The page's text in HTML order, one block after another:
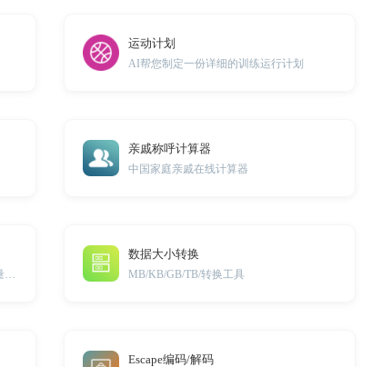
运动计划
AI帮您制定一份详细的训练运行计划
亲戚称呼计算器
中国家庭亲戚在线计算器
数据大小转换
MB/KB/GB/TB/转换工具
Escape编码/解码